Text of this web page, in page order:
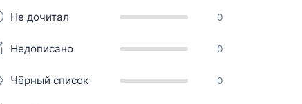
Не дочитал 0
Недописано 0
Чёрный список 0